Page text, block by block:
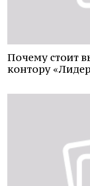
Почему стоит
контору